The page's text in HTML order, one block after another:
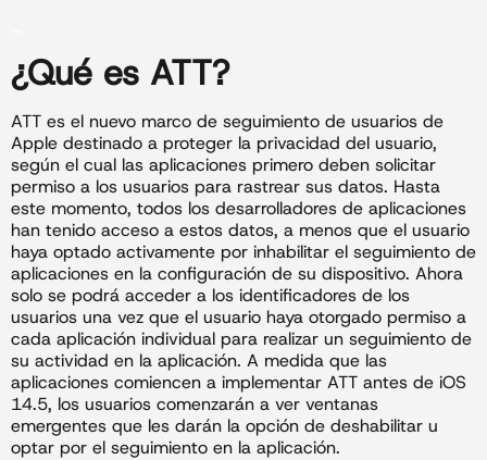
¿Qué es ATT?
ATT es el nuevo marco de seguimiento de usuarios de
Apple destinado a proteger la privacidad del usuario,
según el cual las aplicaciones primero deben solicitar
permiso a los usuarios para rastrear sus datos. Hasta
este momento, todos los desarrolladores de aplicaciones
han tenido acceso a estos datos, a menos que el usuario
haya optado activamente por inhabilitar el seguimiento de
aplicaciones en la configuración de su dispositivo. Ahora
solo se podrá acceder a los identificadores de los
usuarios una vez que el usuario haya otorgado permiso a
cada aplicación individual para realizar un seguimiento de
su actividad en la aplicación. A medida que las
aplicaciones comiencen a implementar ATT antes de iOS
14.5, los usuarios comenzarán a ver ventanas
emergentes que les darán la opción de deshabilitar u
optar por el seguimiento en la aplicación.